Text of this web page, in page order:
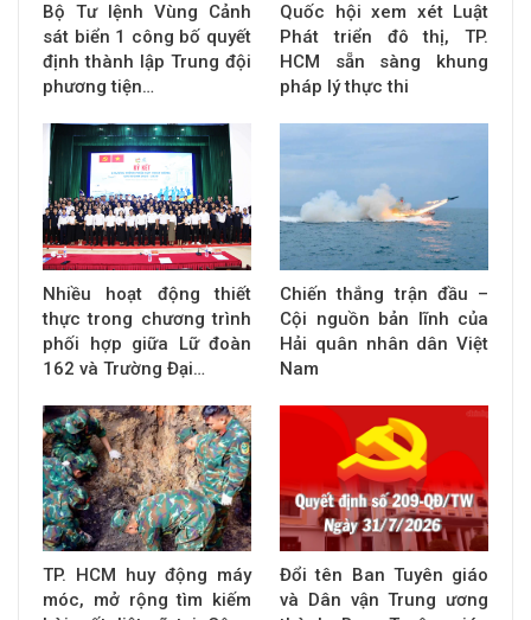
Bộ Tư lệnh Vùng Cảnh
sát biển 1 công bố quyết
định thành lập Trung đội
phương tiện…
Quốc hội xem xét Luật
Phát triển đô thị, TP.
HCM sẵn sàng khung
pháp lý thực thi
Nhiều hoạt động thiết
thực trong chương trình
phối hợp giữa Lữ đoàn
162 và Trường Đại…
Chiến thắng trận đầu –
Cội nguồn bản lĩnh của
Hải quân nhân dân Việt
Nam
TP. HCM huy động máy
móc, mở rộng tìm kiếm
Đổi tên Ban Tuyên giáo
và Dân vận Trung ương